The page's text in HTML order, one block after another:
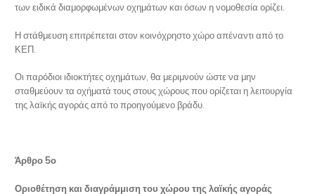
των ειδικά διαμορφωμένων οχημάτων και όσων η νομοθεσία ορίζει.
Η στάθμευση επιτρέπεται στον κοινόχρηστο χώρο απέναντι από το
ΚΕΠ.
Οι παρόδιοι ιδιοκτήτες οχημάτων, θα μεριμνούν ώστε να μην
σταθμεύουν τα οχήματά τους στους χώρους που ορίζεται η λειτουργία
της λαϊκής αγοράς από το προηγούμενο βράδυ.
Άρθρο 5ο
Οριοθέτηση και διαγράμμιση του χώρου της λαϊκής αγοράς